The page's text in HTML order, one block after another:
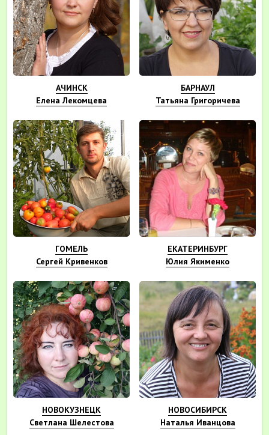
АЧИНСК
Елена Лекомцева
БАРНАУЛ
Татьяна Григоричева
ГОМЕЛЬ
Сергей Кривенков
ЕКАТЕРИНБУРГ
Юлия Якименко
НОВОКУЗНЕЦК
Светлана Шелестова
НОВОСИБИРСК
Наталья Иванцова